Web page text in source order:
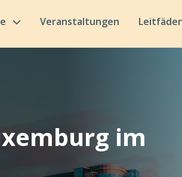
Veranstaltungen
im